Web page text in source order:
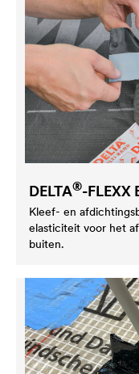
DELTA®-FLEXX
Kleef- en
elasticiteit voor het
buiten.